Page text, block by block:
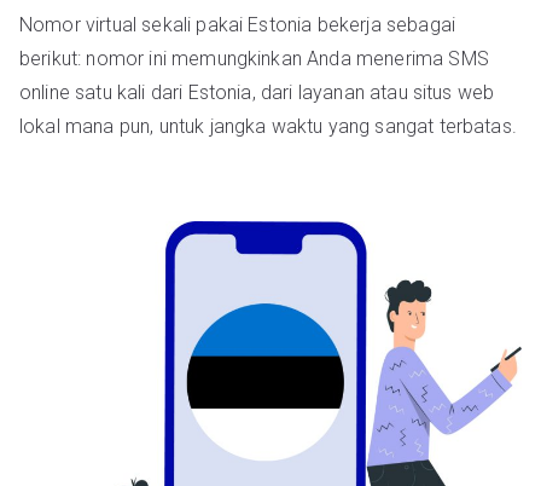
Nomor virtual sekali pakai Estonia bekerja sebagai
berikut: nomor ini memungkinkan Anda menerima SMS
online satu kali dari Estonia, dari layanan atau situs web
lokal mana pun, untuk jangka waktu yang sangat terbatas.